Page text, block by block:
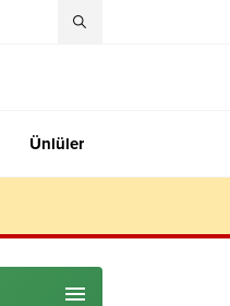
Ünlüler